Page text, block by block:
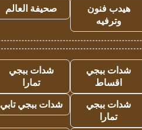
هيدب فنون
وترفيه
صحيفة العالم
شدات ببجي
اقساط
شدات ببجي
تمارا
شدات ببجي
تمارا
شدات ببجي تابي